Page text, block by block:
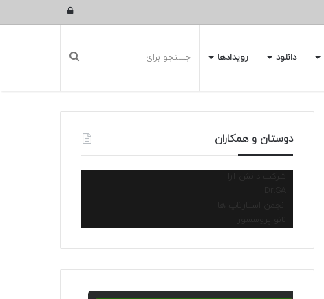
ورود
دانلود رویدادها
دوستان و همکاران
شرکت دانش آرا
انجمن استارتاپ ها
نانو پروسسور